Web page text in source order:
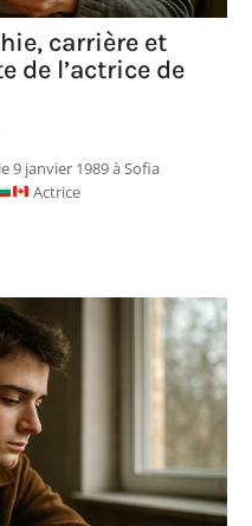
carrière et
de l’actrice de
9 janvier 1989 à Sofia
Actrice